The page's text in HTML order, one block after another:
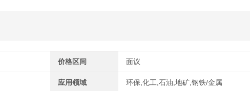
价格区间 面议
应用领域 环保,化工,石油,地矿,钢铁/金属